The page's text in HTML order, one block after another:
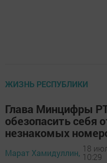
ЖИЗНЬ РЕСПУБЛИКИ
Глава Минцифры
обезопасить себя
незнакомых
Марат Хамидуллин, 18
10:29